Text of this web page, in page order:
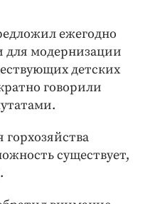
ежегодно
для модернизации
детских
говорили
существует,